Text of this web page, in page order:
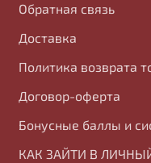
Обратная связь
Доставка
Политика возврата
Договор-оферта
Бонусные баллы и
КАК ЗАЙТИ В